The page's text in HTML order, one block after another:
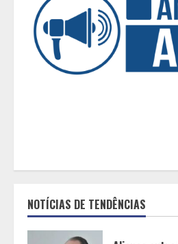
NOTÍCIAS DE TENDÊNCIAS
5
Expocachaça
2
cenário
em Minas